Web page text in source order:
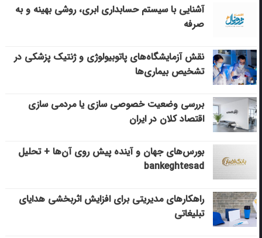
آشنایی با سیستم حسابداری ابری، روشی بهینه و به
صرفه
نقش آزمایشگاه‌های پاتوبیولوژی و ژنتیک پزشکی در
تشخیص بیماری‌ها
بررسی وضعیت خصوصی سازی یا مردمی سازی
اقتصاد کلان در ایران
بورس‌های جهان و آینده پیش روی آن‌ها + تحلیل
bankeghtesad
راهکارهای مدیریتی برای افزایش اثربخشی هدایای
تبلیغاتی